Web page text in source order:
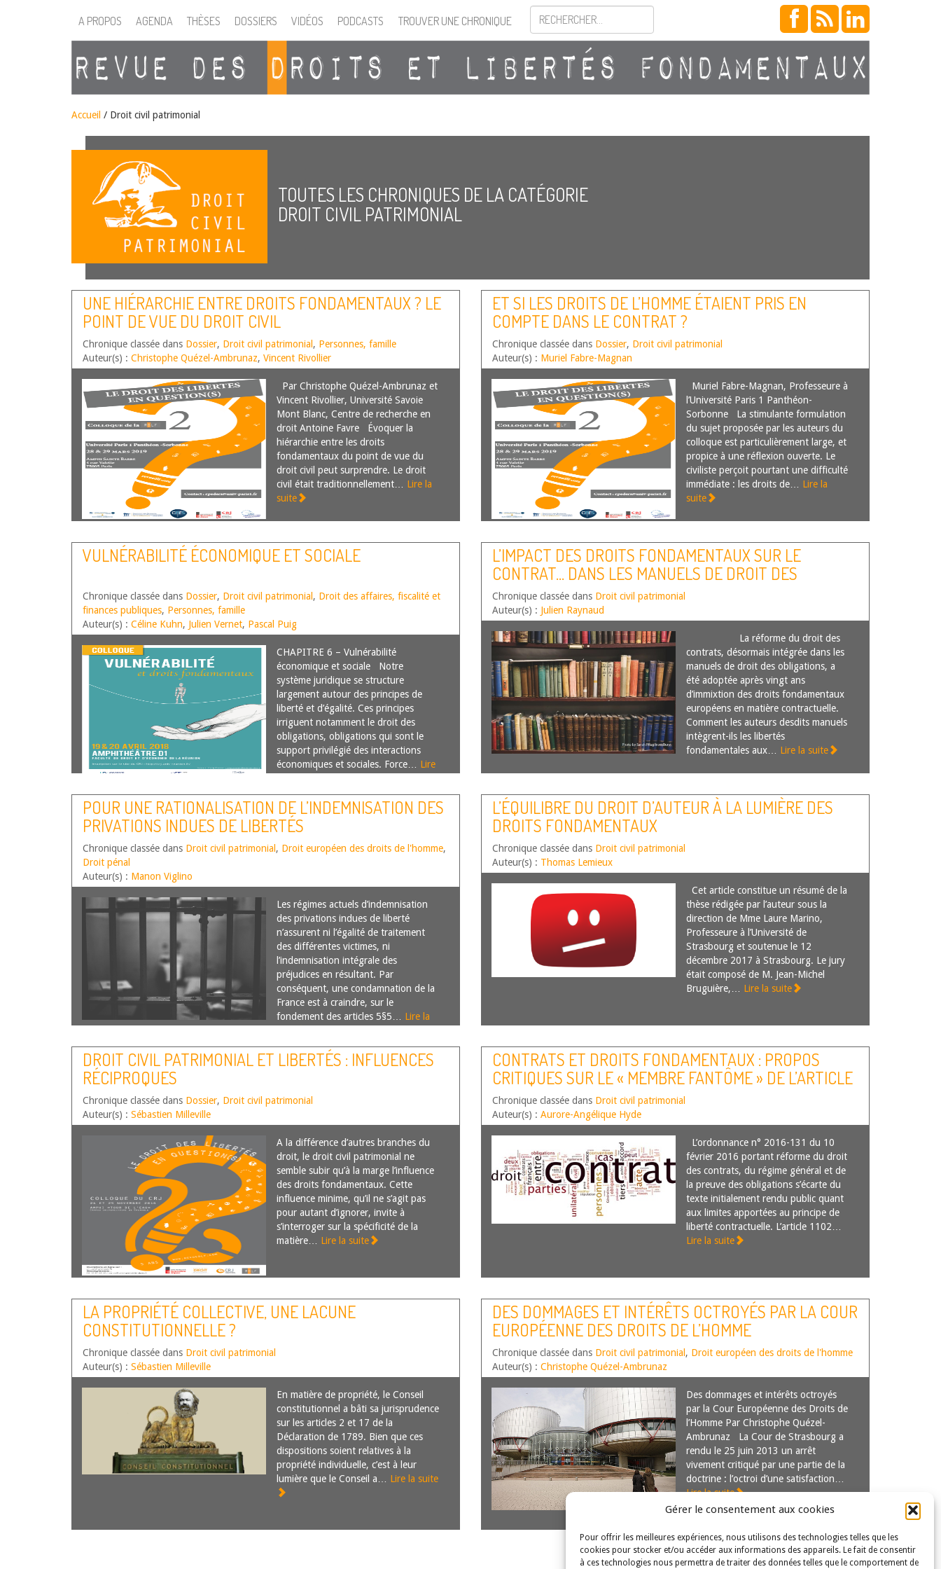
Gérer le consentement aux cookies
Pour offrir les meilleures expériences, nous utilisons des technologies telles que les
cookies pour stocker et/ou accéder aux informations des appareils. Le fait de consentir
à ces technologies nous permettra de traiter des données telles que le comportement de
A PROPOS AGENDA THÈSES DOSSIERS VIDÉOS PODCASTS TROUVER UNE CHRONIQUE
Accueil / Droit civil patrimonial
TOUTES LES CHRONIQUES DE LA CATÉGORIE
DROIT CIVIL PATRIMONIAL
UNE HIÉRARCHIE ENTRE DROITS FONDAMENTAUX ? LE
POINT DE VUE DU DROIT CIVIL
Chronique classée dans Dossier, Droit civil patrimonial , Personnes, famille
Auteur(s) : Christophe Quézel-Ambrunaz, Vincent Rivollier
Par Christophe Quézel-Ambrunaz et
Vincent Rivollier, Université Savoie
Mont Blanc, Centre de recherche en
droit Antoine Favre Évoquer la
hiérarchie entre les droits
fondamentaux du point de vue du
droit civil peut surprendre. Le droit
civil était traditionnellement… Lire la
suite
ET SI LES DROITS DE L’HOMME ÉTAIENT PRIS EN
COMPTE DANS LE CONTRAT ?
Chronique classée dans Dossier, Droit civil patrimonial
Auteur(s) : Muriel Fabre-Magnan
Muriel Fabre-Magnan, Professeure à
l’Université Paris 1 Panthéon-
Sorbonne La stimulante formulation
du sujet proposée par les auteurs du
colloque est particulièrement large, et
propice à une réflexion ouverte. Le
civiliste perçoit pourtant une difficulté
immédiate : les droits de… Lire la
suite
VULNÉRABILITÉ ÉCONOMIQUE ET SOCIALE
Chronique classée dans Dossier, Droit civil patrimonial , Droit des affaires, fiscalité et
finances publiques, Personnes, famille
Auteur(s) : Céline Kuhn, Julien Vernet, Pascal Puig
CHAPITRE 6 – Vulnérabilité
économique et sociale Notre
système juridique se structure
largement autour des principes de
liberté et d’égalité. Ces principes
irriguent notamment le droit des
obligations, obligations qui sont le
support privilégié des interactions
économiques et sociales. Force… Lire
L’IMPACT DES DROITS FONDAMENTAUX SUR LE
CONTRAT… DANS LES MANUELS DE DROIT DES
OBLIGATIONS
Chronique classée dans Droit civil patrimonial
Auteur(s) : Julien Raynaud
La réforme du droit des
contrats, désormais intégrée dans les
manuels de droit des obligations, a
été adoptée après vingt ans
d’immixtion des droits fondamentaux
européens en matière contractuelle.
Comment les auteurs desdits manuels
intègrent-ils les libertés
fondamentales aux… Lire la suite
POUR UNE RATIONALISATION DE L’INDEMNISATION DES
PRIVATIONS INDUES DE LIBERTÉS
Chronique classée dans Droit civil patrimonial , Droit européen des droits de l'homme,
Droit pénal
Auteur(s) : Manon Viglino
Les régimes actuels d’indemnisation
des privations indues de liberté
n’assurent ni l’égalité de traitement
des différentes victimes, ni
l’indemnisation intégrale des
préjudices en résultant. Par
conséquent, une condamnation de la
France est à craindre, sur le
fondement des articles 5§5… Lire la
L’ÉQUILIBRE DU DROIT D’AUTEUR À LA LUMIÈRE DES
DROITS FONDAMENTAUX
Chronique classée dans Droit civil patrimonial
Auteur(s) : Thomas Lemieux
Cet article constitue un résumé de la
thèse rédigée par l’auteur sous la
direction de Mme Laure Marino,
Professeure à l’Université de
Strasbourg et soutenue le 12
décembre 2017 à Strasbourg. Le jury
était composé de M. Jean-Michel
Bruguière,… Lire la suite
DROIT CIVIL PATRIMONIAL ET LIBERTÉS : INFLUENCES
RÉCIPROQUES
Chronique classée dans Dossier, Droit civil patrimonial
Auteur(s) : Sébastien Milleville
A la différence d’autres branches du
droit, le droit civil patrimonial ne
semble subir qu’à la marge l’influence
des droits fondamentaux. Cette
influence minime, qu’il ne s’agit pas
pour autant d’ignorer, invite à
s’interroger sur la spécificité de la
matière… Lire la suite
CONTRATS ET DROITS FONDAMENTAUX : PROPOS
CRITIQUES SUR LE « MEMBRE FANTÔME » DE L’ARTICLE
1102 AL. 2 NOUVEAU DU CODE CIVIL
Chronique classée dans Droit civil patrimonial
Auteur(s) : Aurore-Angélique Hyde
L’ordonnance n° 2016-131 du 10
février 2016 portant réforme du droit
des contrats, du régime général et de
la preuve des obligations s’écarte du
texte initialement rendu public quant
aux limites apportées au principe de
liberté contractuelle. L’article 1102…
Lire la suite
LA PROPRIÉTÉ COLLECTIVE, UNE LACUNE
CONSTITUTIONNELLE ?
Chronique classée dans Droit civil patrimonial
Auteur(s) : Sébastien Milleville
En matière de propriété, le Conseil
constitutionnel a bâti sa jurisprudence
sur les articles 2 et 17 de la
Déclaration de 1789. Bien que ces
dispositions soient relatives à la
propriété individuelle, c’est à leur
lumière que le Conseil a… Lire la suite
DES DOMMAGES ET INTÉRÊTS OCTROYÉS PAR LA COUR
EUROPÉENNE DES DROITS DE L’HOMME
Chronique classée dans Droit civil patrimonial , Droit européen des droits de l'homme
Auteur(s) : Christophe Quézel-Ambrunaz
Des dommages et intérêts octroyés
par la Cour Européenne des Droits de
l’Homme Par Christophe Quézel-
Ambrunaz La Cour de Strasbourg a
rendu le 25 juin 2013 un arrêt
vivement critiqué par une partie de la
doctrine : l’octroi d’une satisfaction…
Lire la suite